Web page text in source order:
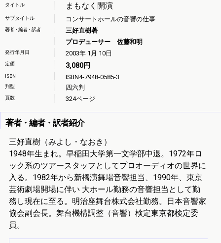
まもなく開演
タイトル
サブタイトル コンサートホールの音響の仕事
著者・編者・訳者
三好直樹著
プロデューサー 佐藤和明
発行年月日 2003年 1月 10日
定価 3,080円
ISBN ISBN4-7948-0585-3
判型 四六判
頁数 324ページ
著者・編者・訳者紹介
三好直樹（みよし・なおき）
1948年生まれ。早稲田大学第一文学部中退。1972年ロ
ック系のツアースタッフとしてプロオーディオの世界に
入る。1982年から新橋演舞場音響担当、1990年、東京
芸術劇場開場に伴い 大ホール勤務の音響担当として勤
務し現在に至る。明治座舞台株式会社勤務。日本音響家
協会副会長。舞台機構調整（音響）検定東京都検定委
員。